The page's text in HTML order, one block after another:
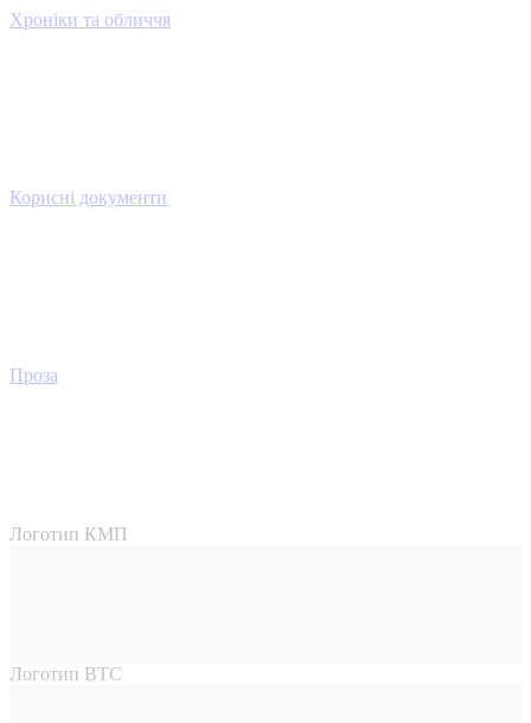
Хроніки та обличчя
Корисні документи
Проза
Логотип КМП
Логотип ВТС